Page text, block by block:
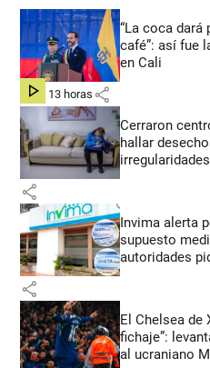
“La coca dará
café”: así fue
en Cali
hace 13 horas share
Cerraron
hallar
share
Invima alerta
supuesto
autoridades
share
El Chelsea de
fichaje”:
al ucraniano